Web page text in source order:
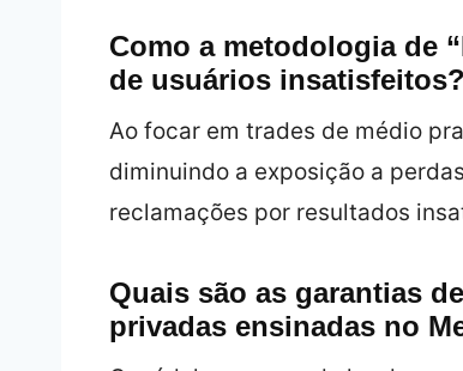
Como a metodologia de
de usuários insatisfeitos?
Ao focar em trades de médio
diminuindo a exposição a
reclamações por resultados
Quais são as garantias
privadas ensinadas no